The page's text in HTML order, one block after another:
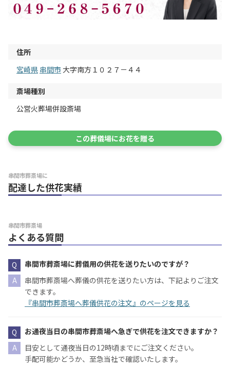
住所
宮崎県 串間市 大字南方１０２７－４４
斎場種別
公営火葬場併設斎場
この葬儀場にお花を贈る
串間市葬斎場に
配達した供花実績
串間市葬斎場
よくある質問
串間市葬斎場に葬儀用の供花を送りたいのですが？
串間市葬斎場へ葬儀の供花を送りたい方は、下記よりご注文
できます。
『串間市葬斎場へ葬儀供花の注文』のページを見る
お通夜当日の串間市葬斎場へ急ぎで供花を注文できますか？
目安として通夜当日の12時頃までにご注文ください。
手配可能かどうか、至急当社で確認いたします。